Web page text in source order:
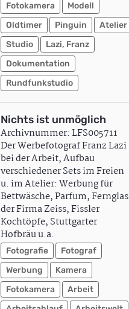
Fotokamera
Modell
Oldtimer
Pinguin
Atelier
Studio
Lazi, Franz
Dokumentation
Rundfunkstudio
Nichts ist unmöglich
Archivnummer: LFS005711
Der Werbefotograf Franz Lazi
bei der Arbeit, Aufbau
verschiedener Sets im Freien
u. im Atelier: Werbung für
Bettwäsche, Parfum, Fernglas
der Firma Zeiss, Fissler
Kochtöpfe, Stuttgarter
Hofbräu u.a.
Fotografie
Fotograf
Werbung
Kamera
Fotokamera
Arbeit